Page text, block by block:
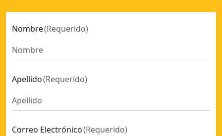
Nombre(Requerido)
Apellido(Requerido)
Correo Electrónico(Requerido)